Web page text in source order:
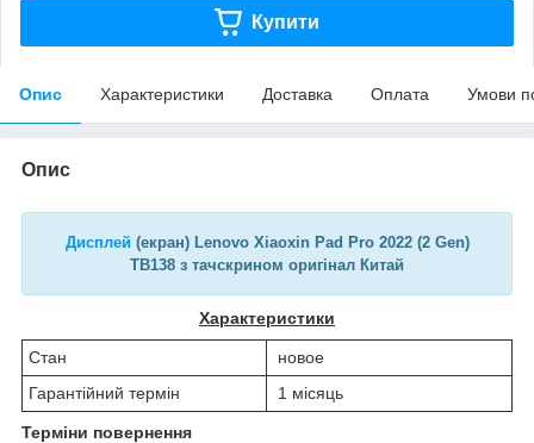
Купити
Опис Характеристики Доставка Оплата Умови
Опис
Дисплей (екран) Lenovo Xiaoxin Pad Pro 2022 (2 Gen)
TB138 з тачскрином оригінал Китай
Характеристики
Стан
новое
Гарантійний термін
1 місяць
Терміни повернення